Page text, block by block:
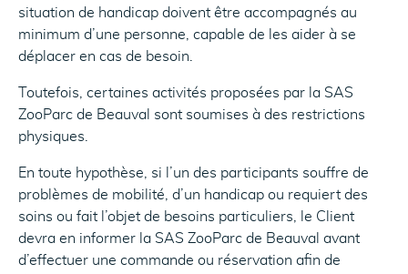
situation de handicap doivent être accompagnés au
minimum d’une personne, capable de les aider à se
déplacer en cas de besoin.
Toutefois, certaines activités proposées par la SAS
ZooParc de Beauval sont soumises à des restrictions
physiques.
En toute hypothèse, si l’un des participants souffre de
problèmes de mobilité, d’un handicap ou requiert des
soins ou fait l’objet de besoins particuliers, le Client
devra en informer la SAS ZooParc de Beauval avant
d’effectuer une commande ou réservation afin de